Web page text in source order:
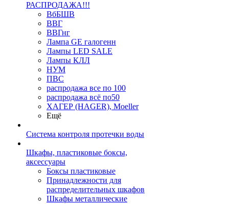
РАСПРОДАЖА!!!
ВбБШВ
ВВГ
ВВГнг
Лампа GE галогенн
Лампы LED SALE
Лампы КЛЛ
НУМ
ПВС
распродажа все по 100
распродажа всё по50
ХАГЕР (HAGER), Moeller
Ещё
Система контроля протечки воды
Шкафы, пластиковые боксы,
аксессуары
Боксы пластиковые
Принадлежности для
распределительных шкафов
Шкафы металлические